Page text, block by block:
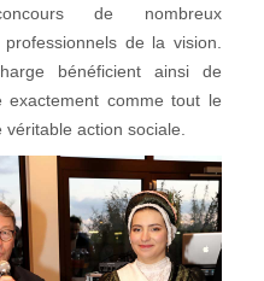
de nombreux
de la vision.
bénéficient ainsi de
comme tout le
action sociale.